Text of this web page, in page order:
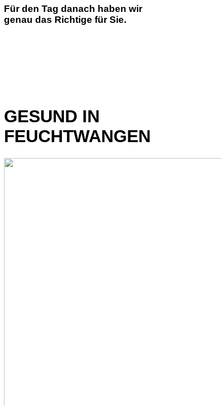
Für den Tag danach haben wir
genau das Richtige für Sie.
GESUND IN
FEUCHTWANGEN